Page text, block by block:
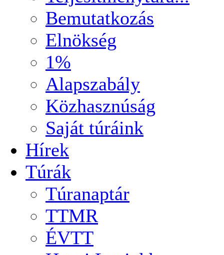
Bemutatkozás
Elnökség
1%
Alapszabály
Közhasznúság
Saját túráink
Hírek
Túrák
Túranaptár
TTMR
ÉVTT